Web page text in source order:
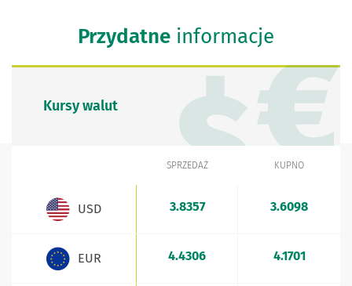
Przydatne informacje
Kursy walut
SPRZEDAŻ KUPNO
USD 3.8357 3.6098
EUR 4.4306 4.1701